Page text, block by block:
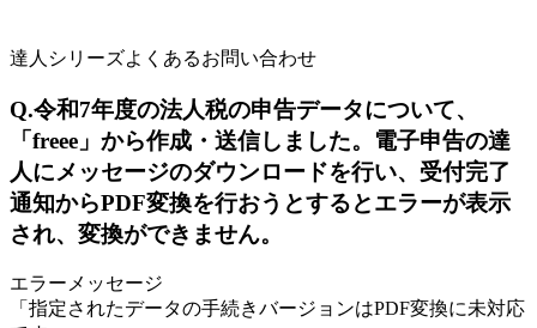
達人シリーズよくあるお問い合わせ
Q.令和7年度の法人税の申告データについて、
「freee」から作成・送信しました。電子申告の達
人にメッセージのダウンロードを行い、受付完了
通知からPDF変換を行おうとするとエラーが表示
され、変換ができません。
エラーメッセージ
「指定されたデータの手続きバージョンはPDF変換に未対応